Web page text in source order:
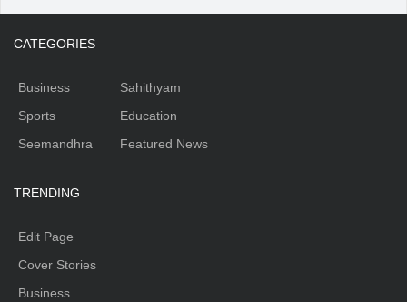
CATEGORIES
Business
Sports
Seemandhra
Sahithyam
Education
Featured News
TRENDING
Edit Page
Cover Stories
Business